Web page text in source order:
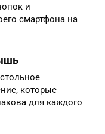
и
смартфона на
которые
для каждого